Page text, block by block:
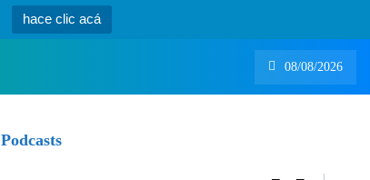
hace clic acá
08/08/2026
Podcasts